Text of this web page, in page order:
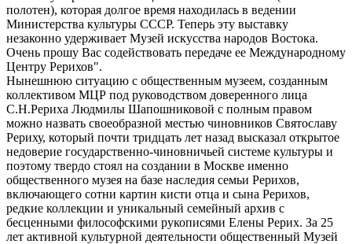
полотен), которая долгое время находилась в ведении
Министерства культуры СССР. Теперь эту выставку
незаконно удерживает Музей искусства народов Востока.
Очень прошу Вас содействовать передаче ее Международному
Центру Рерихов".
Нынешнюю ситуацию с общественным музеем, созданным
коллективом МЦР под руководством доверенного лица
С.Н.Рериха Людмилы Шапошниковой с полным правом
можно назвать своеобразной местью чиновников Святославу
Рериху, который почти тридцать лет назад высказал открытое
недоверие государственно-чиновничьей системе культуры и
поэтому твердо стоял на создании в Москве именно
общественного музея на базе наследия семьи Рерихов,
включающего сотни картин кисти отца и сына Рерихов,
редкие коллекции и уникальный семейный архив с
бесценными философскими рукописями Елены Рерих. За 25
лет активной культурной деятельности общественный Музей